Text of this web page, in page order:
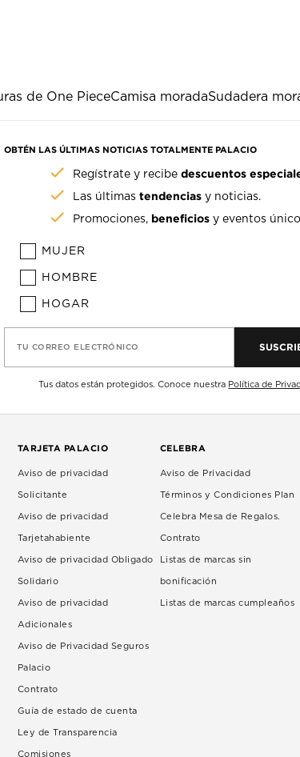
de One PieceCamisa moradaSudadera
OBTÉN LAS ÚLTIMAS NOTICIAS TOTALMENTE PALACIO
Regístrate y recibedescuentos
Las últimastendencias y noticias.
Promociones, beneficios y eventos
MUJER
HOMBRE
HOGAR
TU CORREO ELECTRÓNICO
Tus datos están protegidos. Conoce nuestra Política de
TARJETA PALACIO
Aviso de privacidad
Solicitante
Aviso de privacidad
Tarjetahabiente
Aviso de privacidad Obligado
Solidario
Aviso de privacidad
Adicionales
Aviso de Privacidad Seguros
Palacio
Contrato
Guía de estado de cuenta
Ley de Transparencia
Comisiones
CELEBRA
Aviso de Privacidad
Términos y Condiciones Plan
Celebra Mesa de Regalos.
Contrato
Listas de marcas sin
bonificación
Listas de marcas cumpleaños